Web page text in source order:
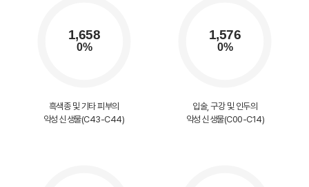
흑색종 및 기타 피부의
악성 신생물(C43-C44)
입술, 구강 및 인두의
악성 신생물(C00-C14)